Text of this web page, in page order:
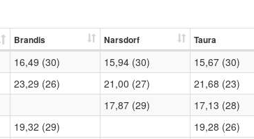
Brandis Narsdorf Taura
16,49 (30) 15,94 (30) 15,67 (30)
23,29 (26) 21,00 (27) 21,68 (23)
17,87 (29) 17,13 (28)
19,32 (29) 19,28 (26)